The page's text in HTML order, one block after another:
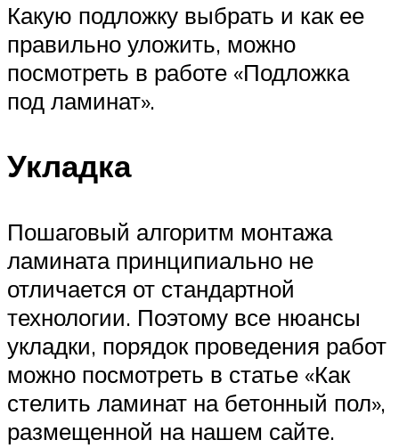
Какую подложку выбрать и как ее
правильно уложить, можно
посмотреть в работе «Подложка
под ламинат».
Укладка
Пошаговый алгоритм монтажа
ламината принципиально не
отличается от стандартной
технологии. Поэтому все нюансы
укладки, порядок проведения работ
можно посмотреть в статье «Как
стелить ламинат на бетонный пол»,
размещенной на нашем сайте.